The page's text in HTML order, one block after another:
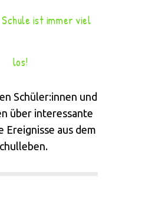
und
ist immer viel
los!
Schüler:innen und
über interessante
Ereignisse aus dem